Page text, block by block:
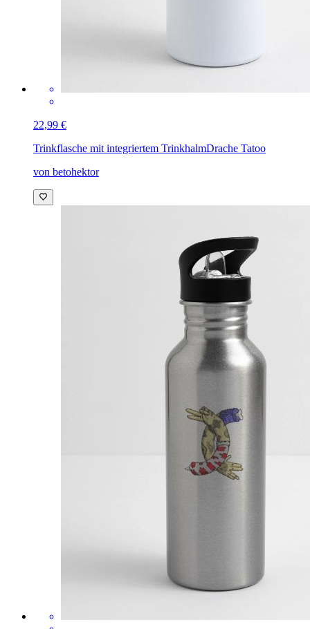
22,99 €
Trinkflasche mit integriertem TrinkhalmDrache Tatoo
von betohektor